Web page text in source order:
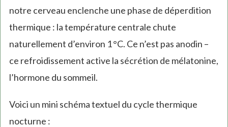
notre cerveau enclenche une phase de déperdition
thermique : la température centrale chute
naturellement d’environ 1 °C. Ce n’est pas anodin –
ce refroidissement active la sécrétion de mélatonine,
l’hormone du sommeil.
Voici un mini schéma textuel du cycle thermique
nocturne :